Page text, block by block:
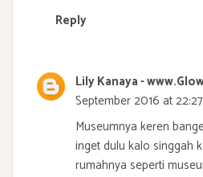
Reply
Lily Kanaya -
September 2016 at 22:27
Museumnya keren
inget dulu kalo singgah
rumahnya seperti